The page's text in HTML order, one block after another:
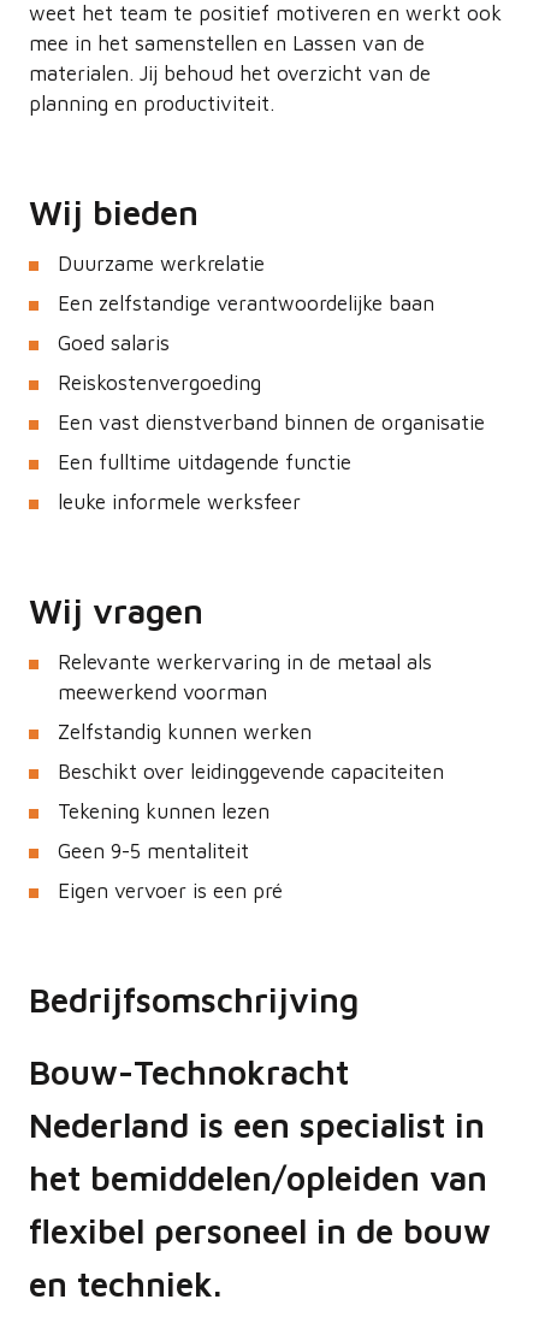
weet het team te positief motiveren en werkt ook
mee in het samenstellen en Lassen van de
materialen. Jij behoud het overzicht van de
planning en productiviteit.
Wij bieden
Duurzame werkrelatie
Een zelfstandige verantwoordelijke baan
Goed salaris
Reiskostenvergoeding
Een vast dienstverband binnen de organisatie
Een fulltime uitdagende functie
leuke informele werksfeer
Wij vragen
Relevante werkervaring in de metaal als
meewerkend voorman
Zelfstandig kunnen werken
Beschikt over leidinggevende capaciteiten
Tekening kunnen lezen
Geen 9-5 mentaliteit
Eigen vervoer is een pré
Bedrijfsomschrijving
Bouw-Technokracht
Nederland is een specialist in
het bemiddelen/opleiden van
flexibel personeel in de bouw
en techniek.